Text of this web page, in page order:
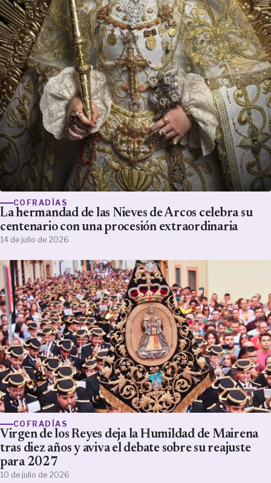
COFRADÍAS
La hermandad de las Nieves de Arcos celebra su
centenario con una procesión extraordinaria
14 de julio de 2026
COFRADÍAS
Virgen de los Reyes deja la Humildad de Mairena
tras diez años y aviva el debate sobre su reajuste
para 2027
10 de julio de 2026